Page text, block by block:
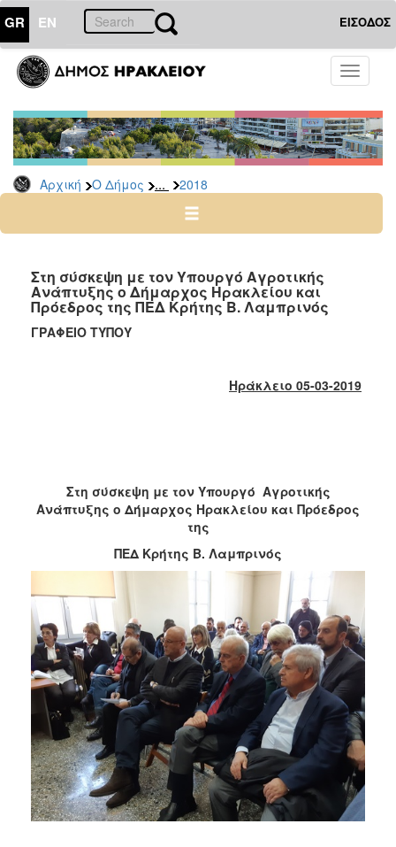
GR EN ΕΙΣΟΔΟΣ
Toggle
Αρχική Ο Δήμος ... 2018
ΔΗΜΟΣ
Δελτία
Τύπου
Αρχείο
2026
2024
2022
2021
2013
2006
ΤΟΠΟΣ
ΠΟΛΙΤΙΣΜΟΣ
ΑΝΘΕΚΤΙΚΗ
ΠΟΛΗ
Στη σύσκεψη με τον Υπουργό Αγροτικής
Ανάπτυξης ο Δήμαρχος Ηρακλείου και
Πρόεδρος της ΠΕΔ Κρήτης Β. Λαμπρινός
ΓΡΑΦΕΙΟ ΤΥΠΟΥ
Ηράκλειο 05-03-2019
Στη σύσκεψη με τον Υπουργό Αγροτικής
Ανάπτυξης ο Δήμαρχος Ηρακλείου και Πρόεδρος
της
ΠΕΔ Κρήτης Β. Λαμπρινός